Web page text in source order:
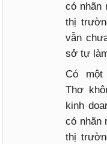
có nhãn
thị
vẫn
sở tự
Có
Thơ
kinh
có nhãn
thị